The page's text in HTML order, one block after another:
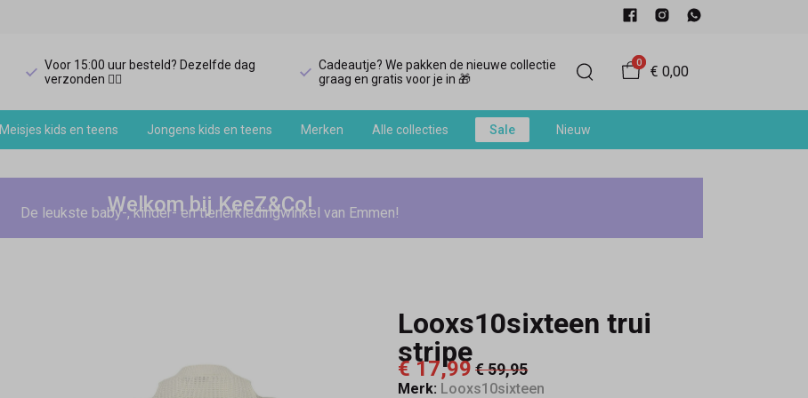
Voor 15:00 uur besteld? Dezelfde dag
verzonden 🏃‍♀️
Cadeautje? We pakken de nieuwe collectie
graag en gratis voor je in 🎁
0
€ 0,00
Meisjes kids en teens Jongens kids en teens Merken Alle collecties Sale Nieuw
Welkom bij KeeZ&Co!
De leukste baby-, kinder- en tienerkledingwinkel van Emmen!
Looxs10sixteen trui
stripe
€ 17,99 € 59,95
Merk: Looxs10sixteen